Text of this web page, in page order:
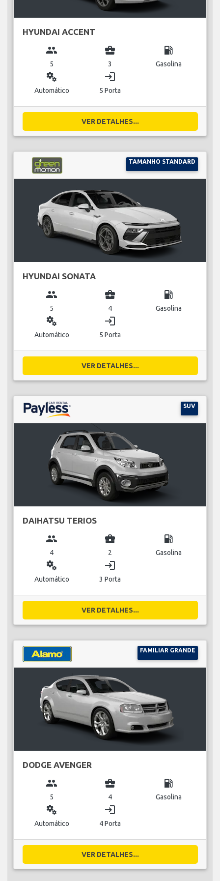
HYUNDAI ACCENT
group
5
business_center
3
local_gas_station
Gasolina
miscellaneous_services
Automático
login
5 Porta
VER DETALHES...
TAMANHO STANDARD
HYUNDAI SONATA
group
5
business_center
4
local_gas_station
Gasolina
miscellaneous_services
Automático
login
5 Porta
VER DETALHES...
SUV
DAIHATSU TERIOS
group
4
business_center
2
local_gas_station
Gasolina
miscellaneous_services
Automático
login
3 Porta
VER DETALHES...
FAMILIAR GRANDE
DODGE AVENGER
group
5
business_center
4
local_gas_station
Gasolina
miscellaneous_services
Automático
login
4 Porta
VER DETALHES...